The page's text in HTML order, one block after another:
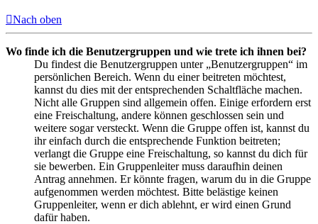
Nach oben
Wo finde ich die Benutzergruppen und wie trete ich ihnen bei?
Du findest die Benutzergruppen unter „Benutzergruppen“ im
persönlichen Bereich. Wenn du einer beitreten möchtest,
kannst du dies mit der entsprechenden Schaltfläche machen.
Nicht alle Gruppen sind allgemein offen. Einige erfordern erst
eine Freischaltung, andere können geschlossen sein und
weitere sogar versteckt. Wenn die Gruppe offen ist, kannst du
ihr einfach durch die entsprechende Funktion beitreten;
verlangt die Gruppe eine Freischaltung, so kannst du dich für
sie bewerben. Ein Gruppenleiter muss daraufhin deinen
Antrag annehmen. Er könnte fragen, warum du in die Gruppe
aufgenommen werden möchtest. Bitte belästige keinen
Gruppenleiter, wenn er dich ablehnt, er wird einen Grund
dafür haben.